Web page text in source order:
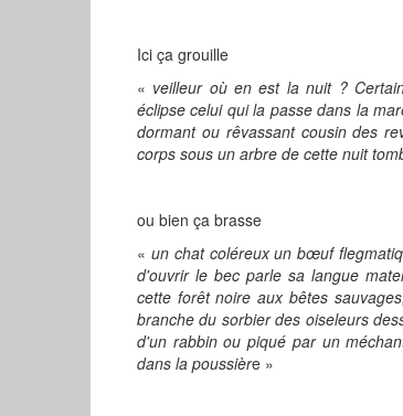
Ici ça grouille
« veilleur où en est la nuit ?
éclipse celui qui la passe dans la
dormant ou rêvassant cousin des
corps sous un arbre de cette nuit
ou bien ça brasse
« un chat coléreux un bœuf
d'ouvrir le bec parle sa langue
cette forêt noire aux bêtes
branche du sorbier des oiseleurs
d'un rabbin ou piqué par un
dans la poussière »